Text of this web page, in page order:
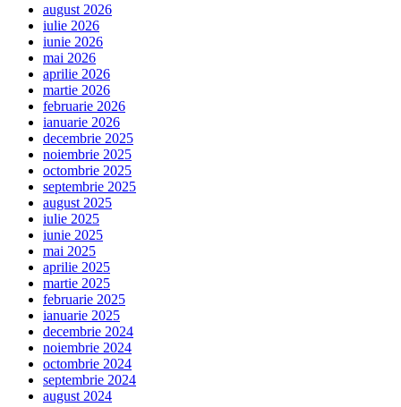
august 2026
iulie 2026
iunie 2026
mai 2026
aprilie 2026
martie 2026
februarie 2026
ianuarie 2026
decembrie 2025
noiembrie 2025
octombrie 2025
septembrie 2025
august 2025
iulie 2025
iunie 2025
mai 2025
aprilie 2025
martie 2025
februarie 2025
ianuarie 2025
decembrie 2024
noiembrie 2024
octombrie 2024
septembrie 2024
august 2024